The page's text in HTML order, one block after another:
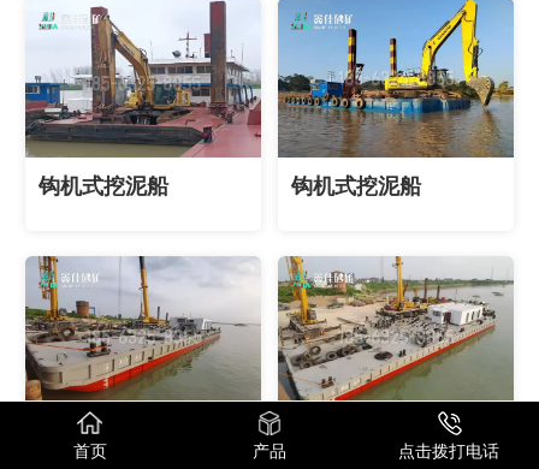
钩机式挖泥船 钩机式挖泥船
钩机式挖泥船 钩机式挖泥船
首页 产品 点击拨打电话